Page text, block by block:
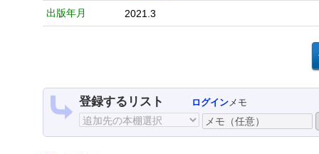
出版年月 2021.3
登録するリスト ログインメモ